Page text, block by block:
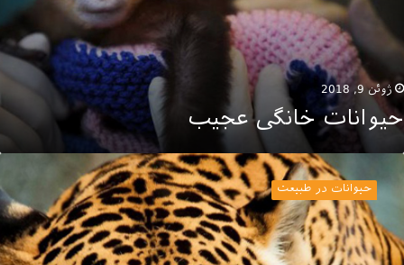
ژوئن 9, 2018
حیوانات خانگی عجیب
های
کمیاب
حیوانی
حیوانات در طبیعت